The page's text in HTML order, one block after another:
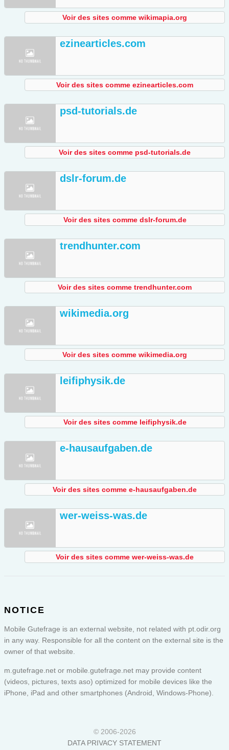
Voir des sites comme wikimapia.org
ezinearticles.com
Voir des sites comme ezinearticles.com
psd-tutorials.de
Voir des sites comme psd-tutorials.de
dslr-forum.de
Voir des sites comme dslr-forum.de
trendhunter.com
Voir des sites comme trendhunter.com
wikimedia.org
Voir des sites comme wikimedia.org
leifiphysik.de
Voir des sites comme leifiphysik.de
e-hausaufgaben.de
Voir des sites comme e-hausaufgaben.de
wer-weiss-was.de
Voir des sites comme wer-weiss-was.de
NOTICE
Mobile Gutefrage is an external website, not related with pt.odir.org
in any way. Responsible for all the content on the external site is the
owner of that website.
m.gutefrage.net or mobile.gutefrage.net may provide content
(videos, pictures, texts aso) optimized for mobile devices like the
iPhone, iPad and other smartphones (Android, Windows-Phone).
© 2006-2026
DATA PRIVACY STATEMENT